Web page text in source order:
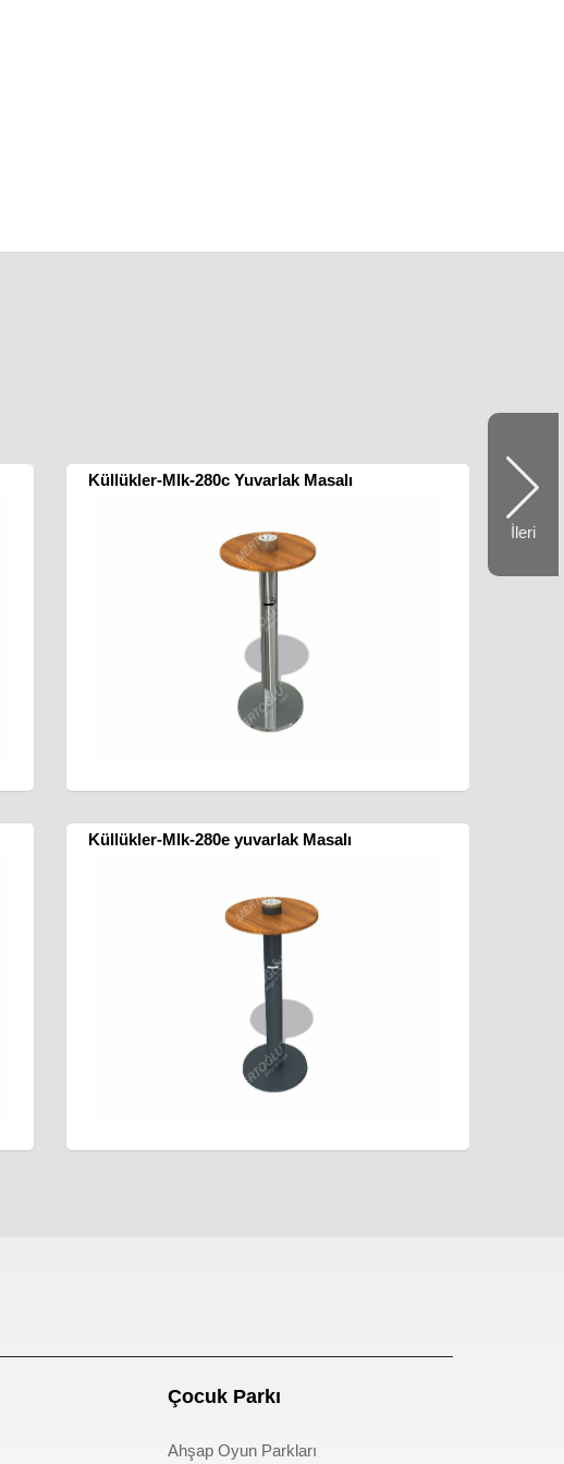
İleri
Küllükler-Mlk-280c Yuvarlak Masalı
Küllükler-Mlk-280e yuvarlak Masalı
Çocuk Parkı
Ahşap Oyun Parkları